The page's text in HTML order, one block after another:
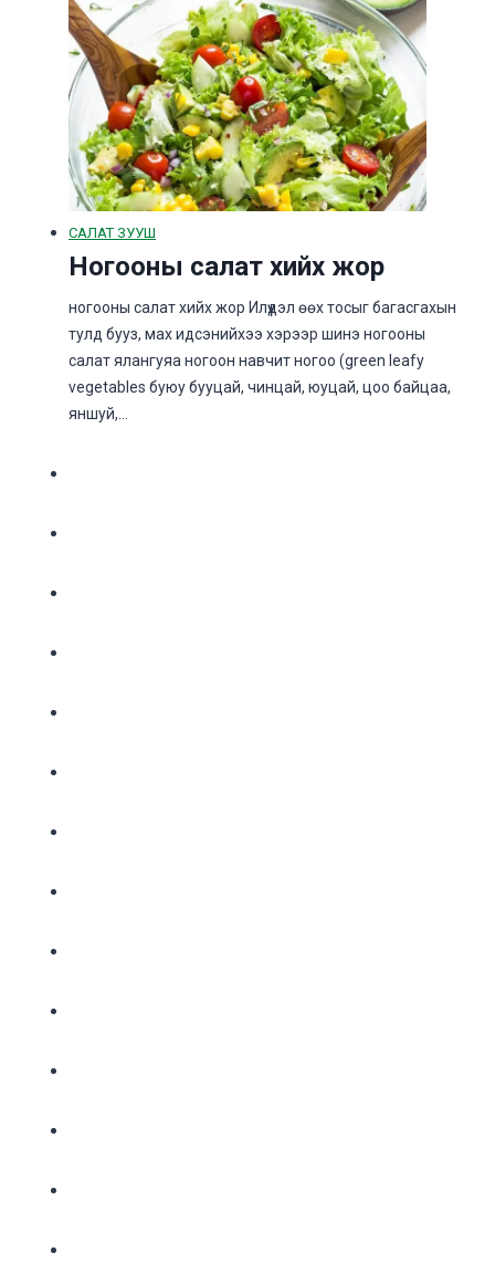
САЛАТ ЗУУШ
Ногооны салат хийх жор
ногооны салат хийх жор Илүүдэл өөх тосыг багасгахын
тулд бууз, мах идсэнийхээ хэрээр шинэ ногооны
салат ялангуяа ногоон навчит ногоо (green leafy
vegetables буюу бууцай, чинцай, юуцай, цоо байцаа,
яншуй,…